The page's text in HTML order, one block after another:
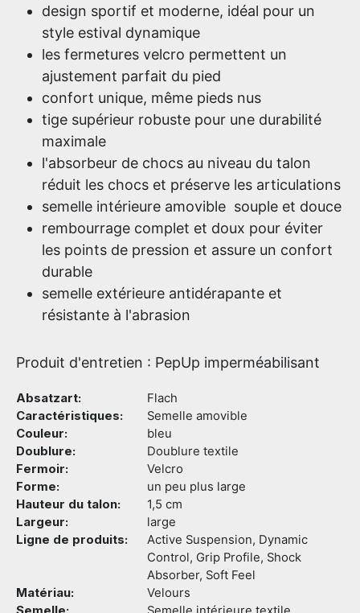
design sportif et moderne, idéal pour un
style estival dynamique
les fermetures velcro permettent un
ajustement parfait du pied
confort unique, même pieds nus
tige supérieur robuste pour une durabilité
maximale
l'absorbeur de chocs au niveau du talon
réduit les chocs et préserve les articulations
semelle intérieure amovible souple et douce
rembourrage complet et doux pour éviter
les points de pression et assure un confort
durable
semelle extérieure antidérapante et
résistante à l'abrasion
Produit d'entretien : PepUp imperméabilisant
Absatzart:
Flach
Caractéristiques:
Semelle amovible
Couleur:
bleu
Doublure:
Doublure textile
Fermoir:
Velcro
Forme:
un peu plus large
Hauteur du talon:
1,5 cm
Largeur:
large
Ligne de produits:
Active Suspension, Dynamic
Control, Grip Profile, Shock
Absorber, Soft Feel
Matériau:
Velours